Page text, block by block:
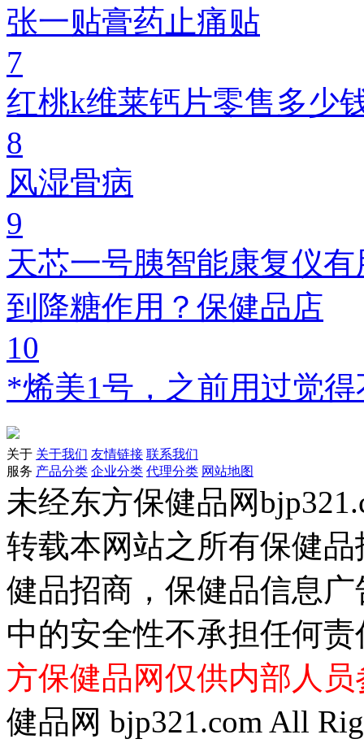
张一贴膏药止痛贴
7
红桃k维莱钙片零售多少
8
风湿骨病
9
天芯一号胰智能康复仪
到降糖作用？保健品店
10
*烯美1号，之前用过觉
关于 关于我们 友情链接 联系我们
服务 产品分类 企业分类 代理分类 网站地图
未经东方保健品网
转载本网站之所有保健
健品招商，保健品信息
中的安全性不承担任何责
方保健品网仅供内部人
健品网 bjp321.com All